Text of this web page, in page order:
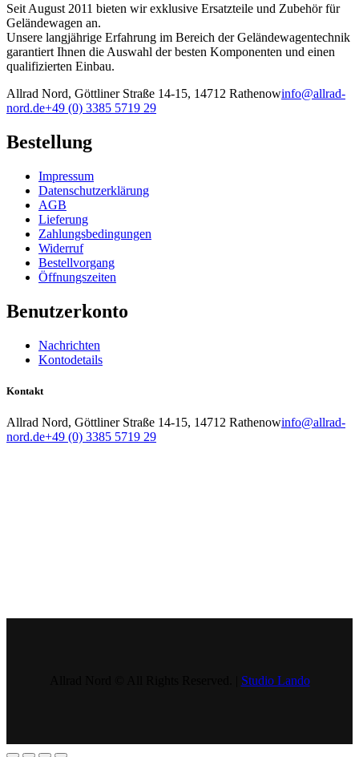
werden
Seit August 2011 bieten wir exklusive Ersatzteile und Zubehör für
Geländewagen an.
Unsere langjährige Erfahrung im Bereich der Geländewagentechnik
garantiert Ihnen die Auswahl der besten Komponenten und einen
qualifizierten Einbau.
Allrad Nord, Göttliner Straße 14-15, 14712 Rathenowinfo@allrad-
nord.de+49 (0) 3385 5719 29
Bestellung
Impressum
Datenschutzerklärung
AGB
Lieferung
Zahlungsbedingungen
Widerruf
Bestellvorgang
Öffnungszeiten
Benutzerkonto
Nachrichten
Kontodetails
Kontakt
Allrad Nord, Göttliner Straße 14-15, 14712 Rathenowinfo@allrad-
nord.de+49 (0) 3385 5719 29
Studio Lando